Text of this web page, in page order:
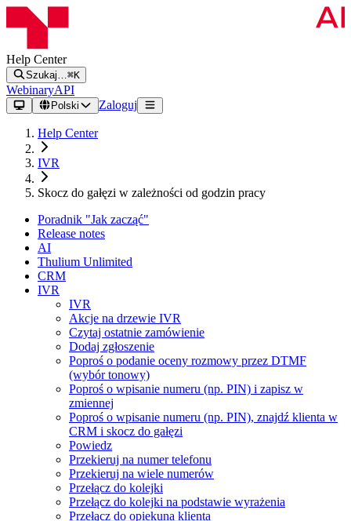
Help Center
Szukaj… ⌘K
WebinaryAPI
Polski Zaloguj
Help Center
IVR
Skocz do gałęzi w zależności od godzin pracy
Poradnik "Jak zacząć"
Release notes
AI
Thulium Unlimited
CRM
IVR
IVR
Akcje na drzewie IVR
Czytaj ostatnie zamówienie
Dodaj zgłoszenie
Poproś o podanie oceny rozmowy przez DTMF
(wybór tonowy)
Poproś o wpisanie numeru (np. PIN) i zapisz w
zmiennej
Poproś o wpisanie numeru (np. PIN), znajdź klienta w
CRM i skocz do gałęzi
Powiedz
Przekieruj na numer telefonu
Przekieruj na wiele numerów
Przełącz do kolejki
Przełącz do kolejki na podstawie wyrażenia
Przełącz do opiekuna klienta